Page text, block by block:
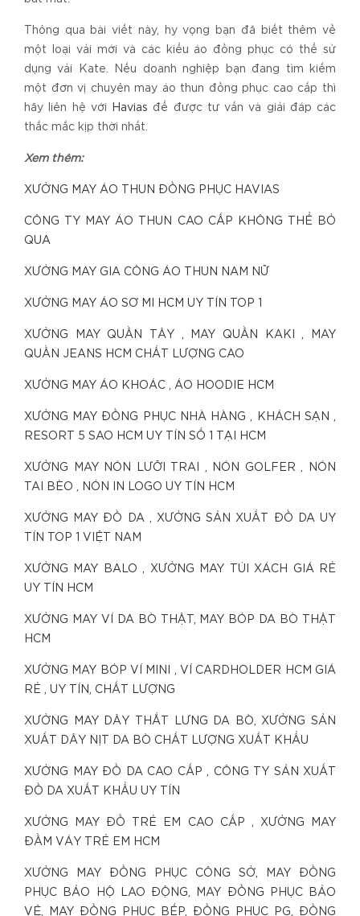
Thông qua bài viết này, hy vọng bạn đã biết thêm về
một loại vải mới và các kiểu áo đồng phục có thể sử
dụng vải Kate. Nếu doanh nghiệp bạn đang tìm kiếm
một đơn vị chuyên may áo thun đồng phục cao cấp thì
hãy liên hệ với
Havias để được tư vấn và giải đáp các
thắc mắc kịp thời nhất.
Xem thêm:
XƯỞNG MAY ÁO THUN ĐỒNG PHỤC HAVIAS
CÔNG TY MAY ÁO THUN CAO CẤP KHÔNG THỂ BỎ
QUA
XƯỞNG MAY GIA CÔNG ÁO THUN NAM NỮ
XƯỞNG MAY ÁO SƠ MI HCM UY TÍN TOP 1
XƯỞNG MAY QUẦN TÂY , MAY QUẦN KAKI , MAY
QUẦN JEANS HCM CHẤT LƯỢNG CAO
XƯỞNG MAY ÁO KHOÁC , ÁO HOODIE HCM
XƯỞNG MAY ĐỒNG PHỤC NHÀ HÀNG , KHÁCH SẠN ,
RESORT 5 SAO HCM UY TÍN SỐ 1 TẠI HCM
XƯỞNG MAY NÓN LƯỠI TRAI , NÓN GOLFER , NÓN
TAI BÈO , NÓN IN LOGO UY TÍN HCM
XƯỞNG MAY ĐỒ DA , XƯỞNG SẢN XUẤT ĐỒ DA UY
TÍN TOP 1 VIỆT NAM
XƯỞNG MAY BALO , XƯỞNG MAY TÚI XÁCH GIÁ RẺ
UY TÍN HCM
XƯỞNG MAY VÍ DA BÒ THẬT, MAY BÓP DA BÒ THẬT
HCM
XƯỞNG MAY BÓP VÍ MINI , VÍ CARDHOLDER HCM GIÁ
RẺ , UY TÍN, CHẤT LƯỢNG
XƯỞNG MAY DÂY THẮT LƯNG DA BÒ, XƯỞNG SẢN
XUẤT DÂY NỊT DA BÒ CHẤT LƯỢNG XUẤT KHẨU
XƯỞNG MAY ĐỒ DA CAO CẤP , CÔNG TY SẢN XUẤT
ĐỒ DA XUẤT KHẨU UY TÍN
XƯỞNG MAY ĐỒ TRẺ EM CAO CẤP , XƯỞNG MAY
ĐẦM VÁY TRẺ EM HCM
XƯỞNG MAY ĐỒNG PHỤC CÔNG SỞ, MAY ĐỒNG
PHỤC BẢO HỘ LAO ĐỘNG, MAY ĐỒNG PHỤC BẢO
VỆ, MAY ĐỒNG PHỤC BẾP, ĐỒNG PHỤC PG, ĐỒNG